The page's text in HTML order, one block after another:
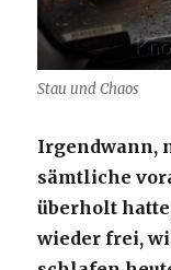
Stau und Chaos
Irgendwann,
sämtliche
überholt
wieder frei,